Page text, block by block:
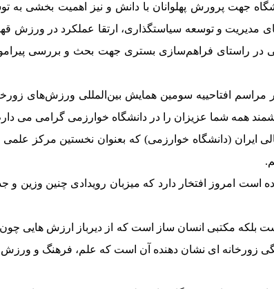
جهت پرورش پهلوانان با دانش و نیز اهمیت بخشی
مدیریت و توسعه سیاستگذاری، ارتقا عملکرد در ورزش
در راستای فراهم‌سازی بستری جهت بحث و بررسی
مراسم افتاحییه سومین همایش بین‌المللی ورزش‌های
همه شما عزیزان را در دانشگاه خوارزمی گرامی می
ایران (دانشگاه خوارزمی) که بعنوان نخستین مرکز
است امروز افتخار دارد که میزبان رویدادی چنین
بلکه مکتبی انسان ساز است که از دیرباز ارزش هایی چون
زورخانه ای نشان دهنده آن است که علم، فرهنگ و